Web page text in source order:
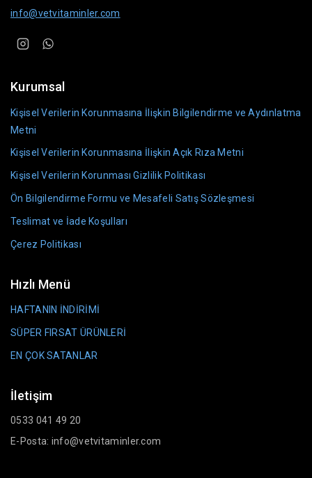
info@vetvitaminler.com
Kurumsal
Kişisel Verilerin Korunmasına İlişkin Bilgilendirme ve Aydınlatma
Metni
Kişisel Verilerin Korunmasına İlişkin Açık Rıza Metni
Kişisel Verilerin Korunması Gizlilik Politikası
Ön Bilgilendirme Formu ve Mesafeli Satış Sözleşmesi
Teslimat ve İade Koşulları
Çerez Politikası
Hızlı Menü
HAFTANIN İNDİRİMİ
SÜPER FIRSAT ÜRÜNLERİ
EN ÇOK SATANLAR
İletişim
0533 041 49 20
E-Posta: info@vetvitaminler.com